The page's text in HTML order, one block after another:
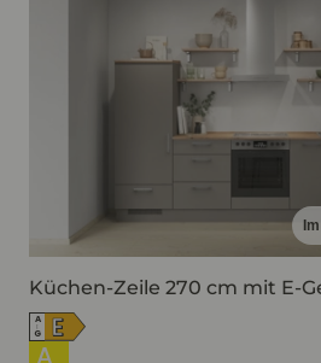
Küchen-Zeile 270 cm mit E-
A
↑G
E
A